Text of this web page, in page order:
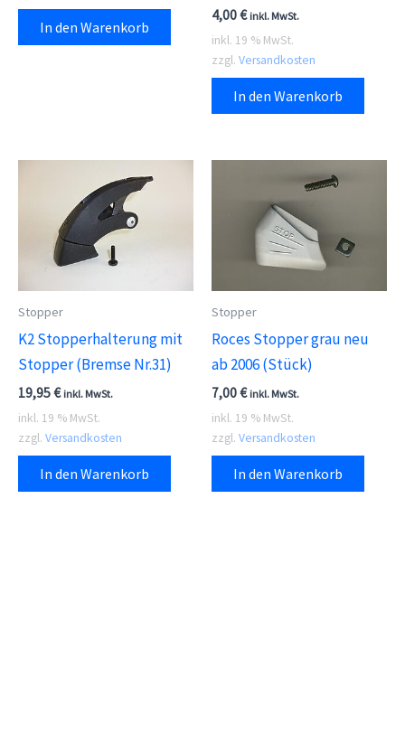
In den Warenkorb
4,00€ inkl. MwSt.
inkl. 19 % MwSt.
zzgl. Versandkosten
In den Warenkorb
Stopper
K2 Stopperhalterung mit
Stopper (Bremse Nr.31)
19,95€ inkl. MwSt.
inkl. 19 % MwSt.
zzgl. Versandkosten
In den Warenkorb
Stopper
Roces Stopper grau neu
ab 2006 (Stück)
7,00€ inkl. MwSt.
inkl. 19 % MwSt.
zzgl. Versandkosten
In den Warenkorb